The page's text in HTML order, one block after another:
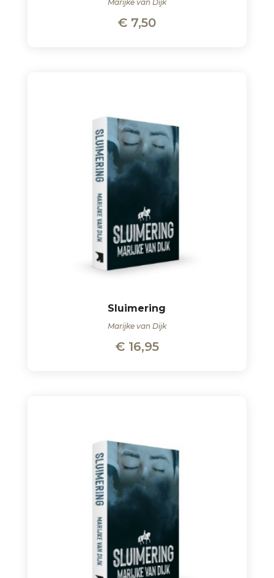
Marijke van Dijk
€ 7,50
Sluimering
Marijke van Dijk
€16,95